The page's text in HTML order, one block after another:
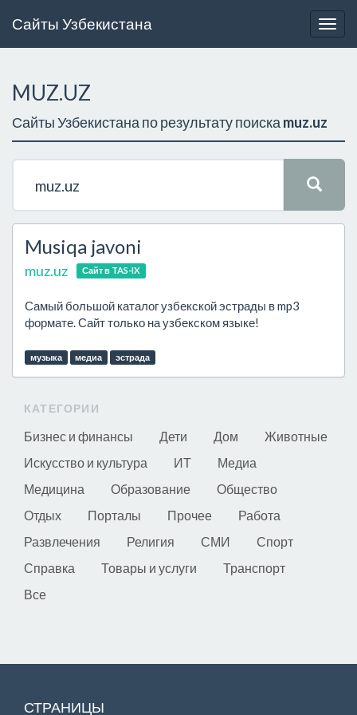
Сайты Узбекистана
MUZ.UZ
Сайты Узбекистана по результату поиска muz.uz
Musiqa javoni
muz.uz Сайт в TAS-IX
Самый большой каталог узбекской эстрады в mp3
формате. Сайт только на узбекском языке!
музыка медиа эстрада
КАТЕГОРИИ
Бизнес и финансы Дети Дом
Животные
Искусство и культура
ИТ
Медиа
Медицина
Образование
Общество
Отдых
Порталы Прочее
Работа
Развлечения
Религия СМИ
Спорт
Справка
Товары и услуги
Транспорт
Все
СТРАНИЦЫ